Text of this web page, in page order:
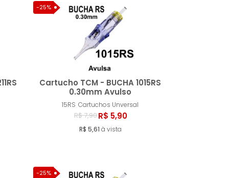
-25%
Cartucho TCM - BUCHA 1015RS
0.30mm Avulso
15RS Cartuchos Unversal
R$ 7,90R$ 5,90
R$ 5,61 à vista
Comprar
-25%